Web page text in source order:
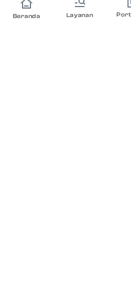
Beranda Layanan